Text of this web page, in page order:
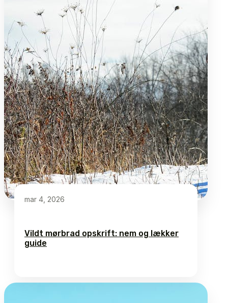
mar 4, 2026
Vildt mørbrad opskrift: nem og lækker
guide